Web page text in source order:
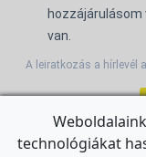
van.
A leiratkozás a hírlevél
technológiákat